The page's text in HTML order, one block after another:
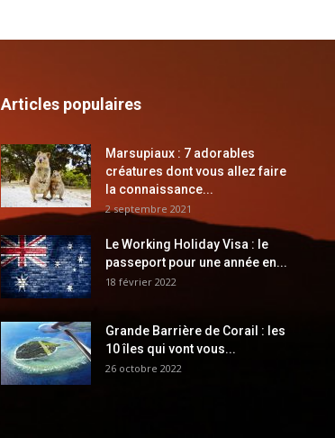
Articles populaires
Marsupiaux : 7 adorables
créatures dont vous allez faire
la connaissance...
2 septembre 2021
Le Working Holiday Visa : le
passeport pour une année en...
18 février 2022
Grande Barrière de Corail : les
10 îles qui vont vous...
26 octobre 2022